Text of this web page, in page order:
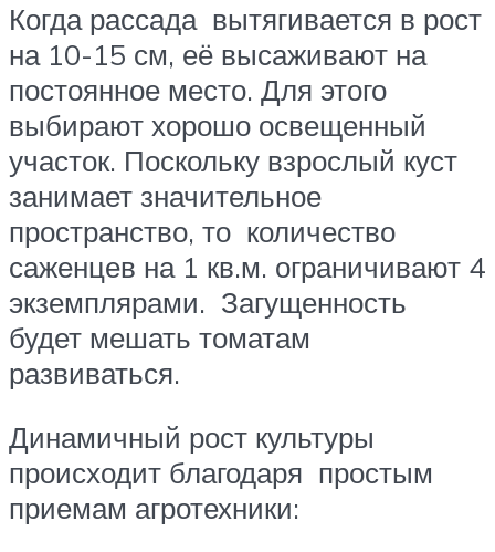
Когда рассада вытягивается в рост
на 10-15 см, её высаживают на
постоянное место. Для этого
выбирают хорошо освещенный
участок. Поскольку взрослый куст
занимает значительное
пространство, то количество
саженцев на 1 кв.м. ограничивают 4
экземплярами. Загущенность
будет мешать томатам
развиваться.
Динамичный рост культуры
происходит благодаря простым
приемам агротехники: